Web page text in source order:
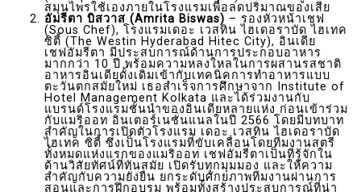
สมุนไพรใช้เองภายในโรงแรมเพื่อลดปริมาณของเสีย
อัมรีตา บิสวาส (Amrita Biswas) – รองหัวหน้าเชฟ
(Sous Chef), โรงแรมเดอะ เวสทิน ไฮเดอราบัด ไฮเทค
ซิตี้ (The Westin Hyderabad Hitec City), อินเดีย
เชฟอัมรีตา มีประสบการณ์ด้านการประกอบอาหาร
มากกว่า 10 ปี พร้อมความหลงใหลในการผสานรสชาติ
อาหารอินเดียดั้งเดิมเข้ากับเทคนิคการทำอาหารแบบ
ตะวันตกสมัยใหม่ เธอสำเร็จการศึกษาจาก Institute of
Hotel Management Kolkata และได้ร่วมงานกับ
แบรนด์โรงแรมชั้นนำของอินเดียหลายแห่ง ก่อนเข้าร่วม
กับแมริออท อินเตอร์เนชั่นแนลในปี 2566 โดยมีบทบาท
สำคัญในการเปิดตัวโรงแรม เดอะ เวสทิน ไฮเดอราบัด
ไฮเทค ซิตี้ ซึ่งเป็นโรงแรมที่ขับเคลื่อนโดยทีมงานสตรี
ทั้งหมดแห่งแรกของแมริออท เชฟอัมรีตาเป็นที่รู้จักใน
ด้านวิสัยทัศน์ที่ทันสมัย เปิดรับทุกมุมมอง และให้ความ
สำคัญกับความยั่งยืน ยกระดับศักยภาพทีมงานผ่านการ
สอนและการฝึกอบรม พร้อมทั้งสร้างประสบการณ์ที่น่า